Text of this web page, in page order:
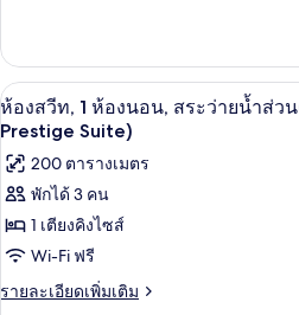
สระ
ว่าย
น้ำ
ส่วน
ตัว,
วิว
ทะเล
(Apurva
เกี่ยว
กับ
ห้อง
สวี
ห้อง
สระ
ว่าย
ส่วน
เปิด
ภาพถ่าย
ทั้งหมด
ของ
ห้อง
สวีท,
1
ห้อ
9
ห้องสวีท, 1 ห้องนอน, สระว่ายน้ำส่ว
Prestige Suite)
200 ตารางเมตร
พักได้ 3 คน
1 เตียงคิงไซส์
Wi-Fi ฟรี
รายละเอียดเพิ่มเติม
ราย